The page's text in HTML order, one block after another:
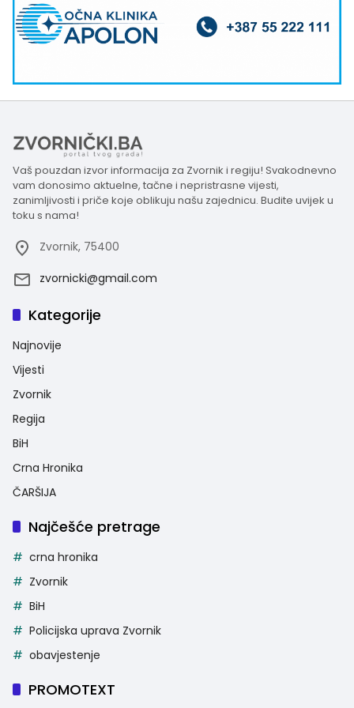
Vaš pouzdan izvor informacija za Zvornik i regiju! Svakodnevno
vam donosimo aktuelne, tačne i nepristrasne vijesti,
zanimljivosti i priče koje oblikuju našu zajednicu. Budite uvijek u
toku s nama!
Zvornik, 75400
zvornicki@gmail.com
Kategorije
Najnovije
Vijesti
Zvornik
Regija
BiH
Crna Hronika
ČARŠIJA
Najčešće pretrage
crna hronika
Zvornik
BiH
Policijska uprava Zvornik
obavjestenje
PROMOTEXT